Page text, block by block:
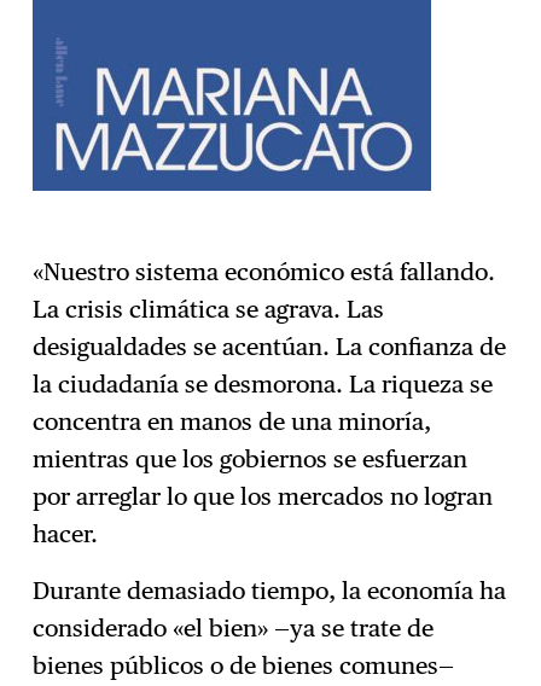
«Nuestro sistema económico está fallando.
La crisis climática se agrava. Las
desigualdades se acentúan. La confianza de
la ciudadanía se desmorona. La riqueza se
concentra en manos de una minoría,
mientras que los gobiernos se esfuerzan
por arreglar lo que los mercados no logran
hacer.
Durante demasiado tiempo, la economía ha
considerado «el bien» —ya se trate de
bienes públicos o de bienes comunes—